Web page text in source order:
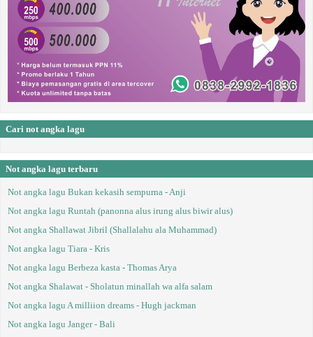
Cari not angka lagu
Not angka lagu terbaru
Not angka lagu Bukan kekasih sempurna - Anji
Not angka lagu Runtah (panonna alus irung alus biwir alus)
Not angka Shallawat Jibril (Shallalahu ala Muhammad)
Not angka lagu Tiara - Kris
Not angka lagu Berbeza kasta - Thomas Arya
Not angka Shalawat - Sholatun minallah wa alfa salam
Not angka lagu A milliion dreams - Hugh jackman
Not angka lagu Janger - Bali